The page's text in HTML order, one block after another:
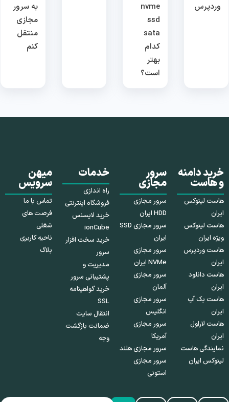
وردپرس
nvme
ssd
sata
کدام
بهتر
است؟
به سرور
مجازی
منتقل
کنم
خرید دامنه
و هاست
هاست لینوکس
ایران
هاست لینوکس
ویژه ایران
هاست وردپرس
ایران
هاست دانلود
ایران
هاست بک آپ
ایران
هاست لاراول
ایران
نمایندگی هاست
لینوکس ایران
سرور
مجازی
سرور مجازی
HDD ایران
سرور مجازی SSD
ایران
سرور مجازی
NVMe ایران
سرور مجازی
آلمان
سرور مجازی
انگلیس
سرور مجازی
آمریکا
سرور مجازی هلند
سرور مجازی
استونی
خدمات
راه اندازی
فروشگاه اینترنتی
خرید لایسنس
ionCube
خرید سخت افزار
سرور
مدیریت و
پشتیبانی سرور
خرید گواهینامه
SSL
انتقال سایت
ضمانت بازگشت
وجه
میهن
سرویس
تماس با ما
فرصت های
شغلی
ناحیه کاربری
بلاگ